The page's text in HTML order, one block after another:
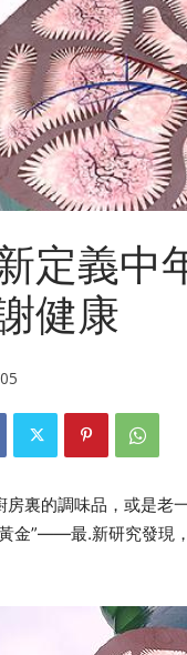
定義中
健康
裏的調味品，或是老
金”——最.新研究發現